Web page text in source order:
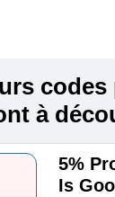
à
5%
Is